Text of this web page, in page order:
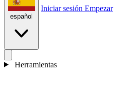
español
Iniciar sesión Empezar
Herramientas